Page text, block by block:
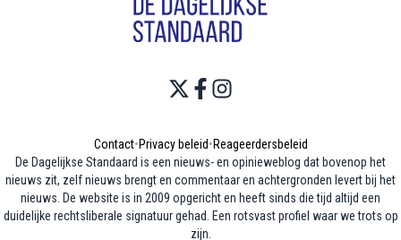
Contact•Privacy beleid•Reageerdersbeleid
De Dagelijkse Standaard is een nieuws- en opinieweblog dat bovenop het
nieuws zit, zelf nieuws brengt en commentaar en achtergronden levert bij het
nieuws. De website is in 2009 opgericht en heeft sinds die tijd altijd een
duidelijke rechtsliberale signatuur gehad. Een rotsvast profiel waar we trots op
zijn.